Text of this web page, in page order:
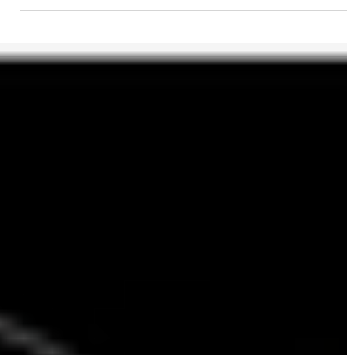
的！他们在The World系列的做事风格大不一